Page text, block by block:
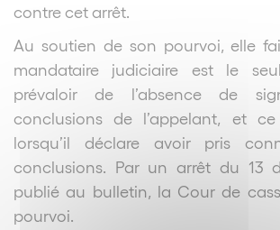
contre cet arrêt.
Au soutien de son pourvoi, elle
mandataire judiciaire est le
prévaloir de l’absence de
conclusions de l’appelant, et
lorsqu’il déclare avoir pris
conclusions. Par un arrêt du 13
publié au bulletin, la Cour de
pourvoi.